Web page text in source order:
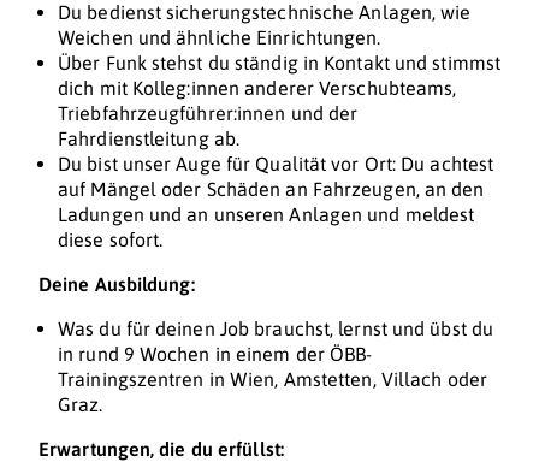
Du bedienst sicherungstechnische Anlagen, wie
Weichen und ähnliche Einrichtungen.
Über Funk stehst du ständig in Kontakt und stimmst
dich mit Kolleg:innen anderer Verschubteams,
Triebfahrzeugführer:innen und der
Fahrdienstleitung ab.
Du bist unser Auge für Qualität vor Ort: Du achtest
auf Mängel oder Schäden an Fahrzeugen, an den
Ladungen und an unseren Anlagen und meldest
diese sofort.
Deine Ausbildung:
Was du für deinen Job brauchst, lernst und übst du
in rund 9 Wochen in einem der ÖBB-
Trainingszentren in Wien, Amstetten, Villach oder
Graz.
Erwartungen, die du erfüllst: